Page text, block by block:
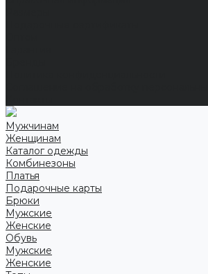
Мужчинам
Женщинам
Каталог одежды
Комбинезоны
Платья
Подарочные карты
Брюки
Мужские
Женские
Обувь
Мужские
Женские